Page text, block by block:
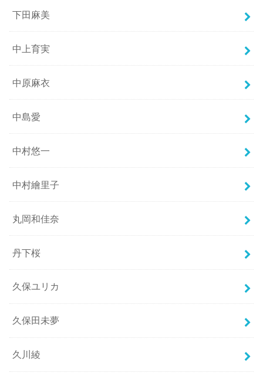
下田麻美
中上育実
中原麻衣
中島愛
中村悠一
中村繪里子
丸岡和佳奈
丹下桜
久保ユリカ
久保田未夢
久川綾